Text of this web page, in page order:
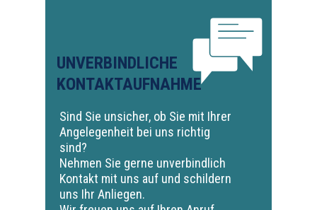
UNVERBINDLICHE
KONTAKTAUFNAHME
Sind Sie unsicher, ob Sie mit Ihrer
Angelegenheit bei uns richtig
sind?
Nehmen Sie gerne unverbindlich
Kontakt mit uns auf und schildern
uns Ihr Anliegen.